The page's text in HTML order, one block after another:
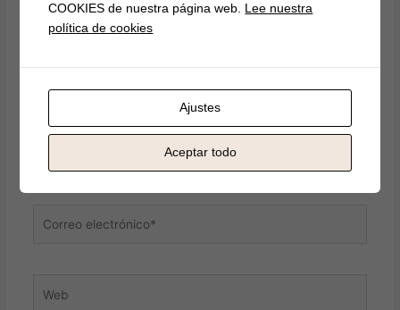
electrónico*
COOKIES de nuestra página web. Lee nuestra
política de cookies
Ajustes
Aceptar todo